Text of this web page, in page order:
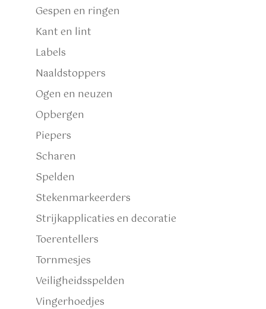
Gespen en ringen
Kant en lint
Labels
Naaldstoppers
Ogen en neuzen
Opbergen
Piepers
Scharen
Spelden
Stekenmarkeerders
Strijkapplicaties en decoratie
Toerentellers
Tornmesjes
Veiligheidsspelden
Vingerhoedjes